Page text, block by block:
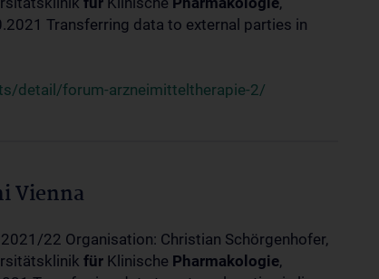
Transferring data to external parties in
detail/forum-arzneimitteltherapie-2/
Vienna
22 Organisation: Christian Schörgenhofer,
für Klinische Pharmakologie,